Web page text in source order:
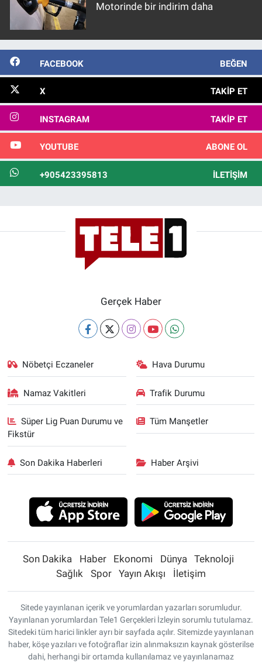
Motorinde bir indirim daha
FACEBOOK BEĞEN
X TAKIP ET
INSTAGRAM TAKIP ET
YOUTUBE ABONE OL
+905423395813 İLETIŞIM
Gerçek Haber
Nöbetçi Eczaneler Hava Durumu
Namaz Vakitleri Trafik Durumu
Süper Lig Puan Durumu ve
Fikstür
Tüm Manşetler
Son Dakika Haberleri Haber Arşivi
Son Dakika Haber Ekonomi Dünya
Teknoloji
Sağlık
Spor Yayın Akışı İletişim
Sitede yayınlanan içerik ve yorumlardan yazarları sorumludur.
Yayınlanan yorumlardan Tele1 Gerçekleri İzleyin sorumlu tutulamaz.
Sitedeki tüm harici linkler ayrı bir sayfada açılır. Sitemizde yayınlanan
haber, köşe yazıları ve fotoğraflar izin alınmaksızın kaynak gösterilse
dahi, herhangi bir ortamda kullanılamaz ve yayınlanamaz